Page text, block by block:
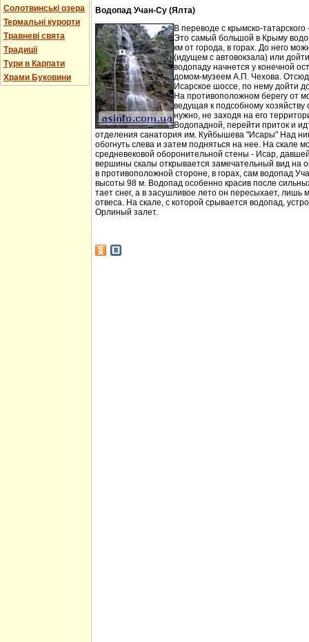
Солотвинські озера
Термальні курорти
Травневі свята
Традиції
Тури в Карпати
Храми Буковини
Водопад Учан-Су (Ялта)
В переводе с крымско-
Это самый большой в Крыму
км от города, в горах. До него
(идущем с автовокзала) или
водопаду начнется у конечной
домом-музеем А.П. Чехова.
Исарское шоссе, по нему дойти
На противоположном берегу от
ведущая к подсобному
нужно, не заходя на его
Водопадной, перейти приток и
отделения санатория им. Куйбышева "Исары" Над
обогнуть слева и затем подняться на нее. На скале
средневековой оборонительной стены - Исар,
вершины скалы открывается замечательный вид на
в противоположной стороне, в горах, сам водопад
высоты 98 м. Водопад особенно красив после
тает снег, а в засушливое лето он пересыхает, лишь
отвеса. На скале, с которой срывается водопад,
Орлиный залет.